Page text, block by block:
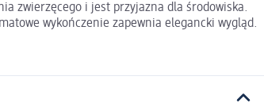
zwierzęcego i jest przyjazna dla środowiska.
wykończenie zapewnia elegancki wygląd.